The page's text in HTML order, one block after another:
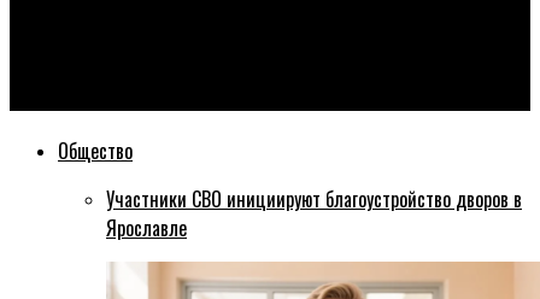
Общество
Участники СВО инициируют благоустройство дворов в
Ярославле